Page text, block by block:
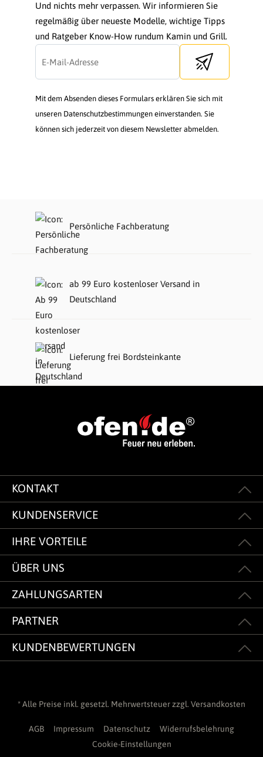
Und nichts mehr verpassen. Wir informieren Sie
regelmäßig über neueste Modelle, wichtige Tipps
und Ratgeber Know-How rundum Kamin und Grill.
Send newsletter
Mit dem Absenden dieses Formulars erklären Sie sich mit
unseren Datenschutzbestimmungen einverstanden. Sie
können sich jederzeit von diesem Newsletter abmelden.
Persönliche Fachberatung
ab 99 Euro kostenloser Versand in
Deutschland
Lieferung frei Bordsteinkante
KONTAKT
KUNDENSERVICE
IHRE VORTEILE
ÜBER UNS
ZAHLUNGSARTEN
PARTNER
KUNDENBEWERTUNGEN
* Alle Preise inkl. gesetzl. Mehrwertsteuer zzgl. Versandkosten
AGB Impressum Datenschutz
Widerrufsbelehrung
Cookie-Einstellungen